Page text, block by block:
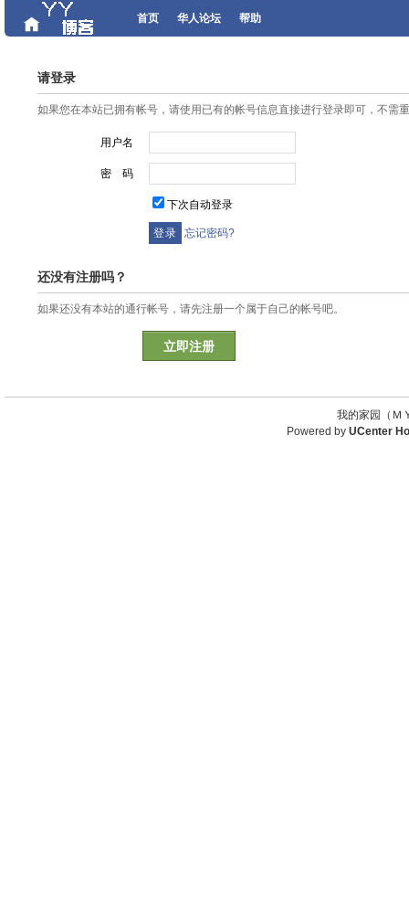
首页 华人论坛 帮助
请登录
如果您在本站已拥有帐号，请使用已有的帐号信息直接进行登录即可，不需
用户名
密 码
下次自动登录
忘记密码?
还没有注册吗？
如果还没有本站的通行帐号，请先注册一个属于自己的帐号吧。
立即注册
我的家园（
Powered by UCenter